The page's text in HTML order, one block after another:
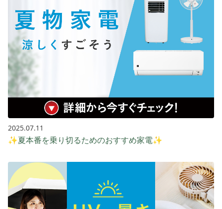
2025.07.11
✨夏本番を乗り切るためのおすすめ家電✨